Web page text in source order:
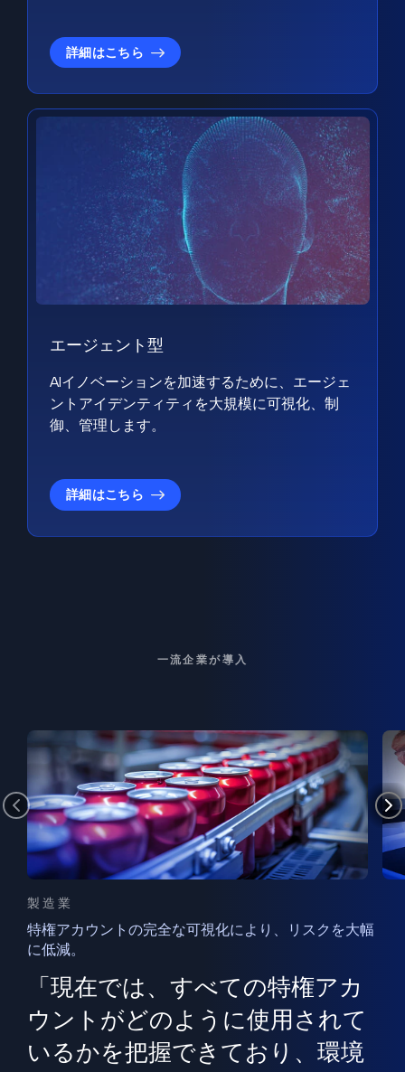
詳細はこちら
エージェント型
AIイノベーションを加速するために、エージェ
ントアイデンティティを大規模に可視化、制
御、管理します。
詳細はこちら
一流企業が導入
製造業
特権アカウントの完全な可視化により、リスクを大幅
に低減。
「現在では、すべての特権アカ
ウントがどのように使用されて
いるかを把握できており、環境